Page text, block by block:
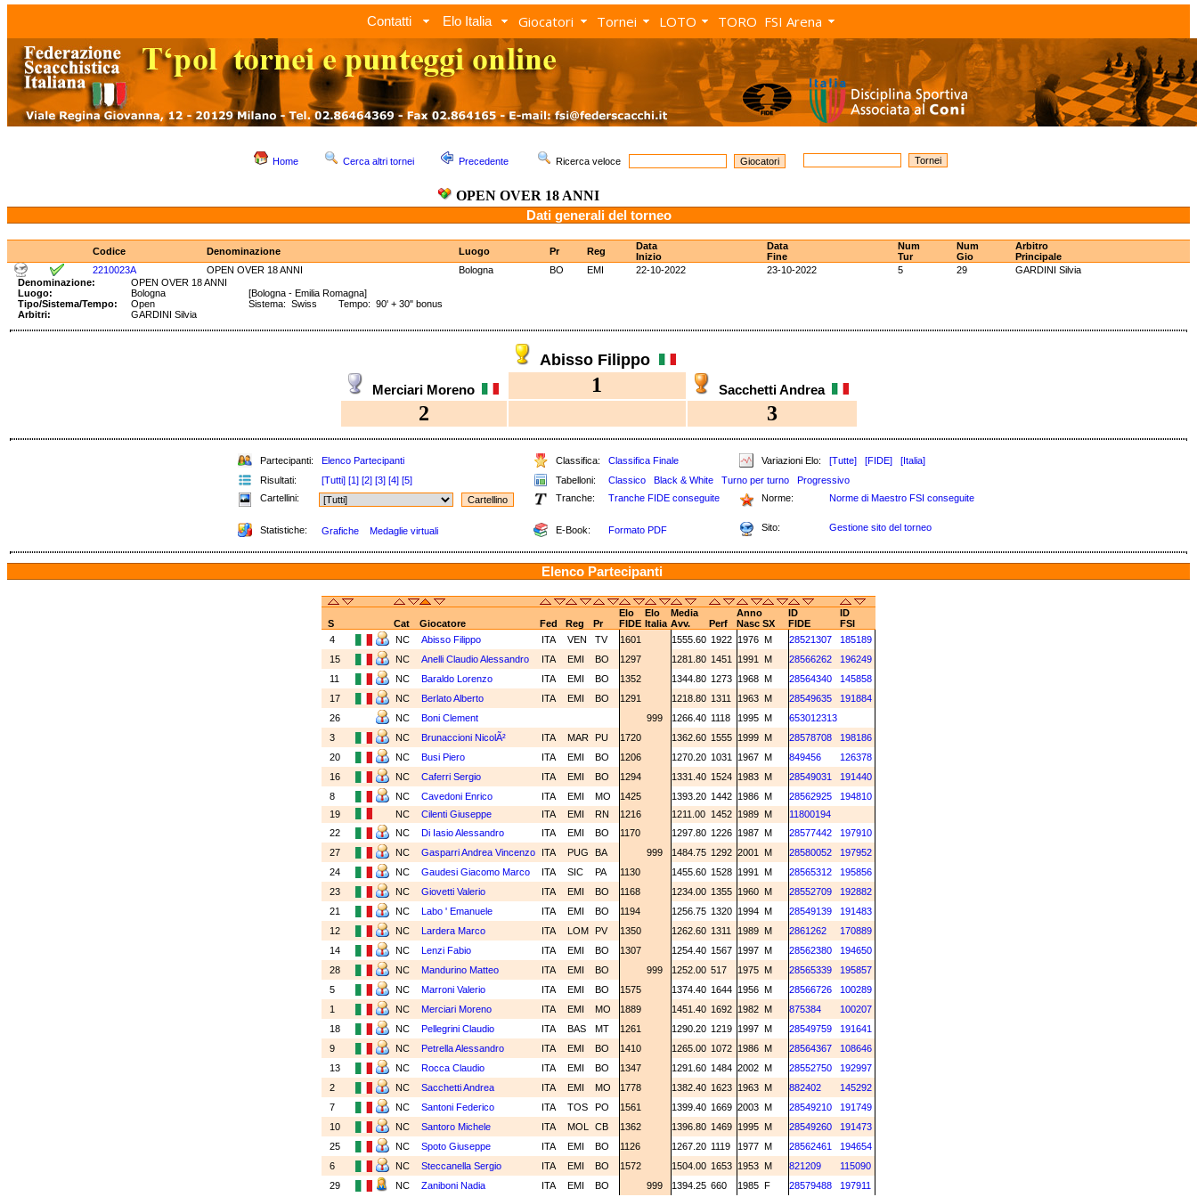
Contatti Elo Italia Giocatori Tornei LOTO TORO FSI Arena
Home Cerca altri tornei Precedente Ricerca veloce
OPEN OVER 18 ANNI
Dati generali del torneo
Codice Denominazione Luogo Pr Reg
Data
Inizio
Data
Fine
Num
Tur
Num
Gio
Arbitro
Principale
2210023A
OPEN OVER 18 ANNI Bologna BO EMI 22-10-2022 23-10-2022 5 29
GARDINI Silvia
Denominazione:
OPEN OVER 18 ANNI
Luogo:
Bologna
[Bologna - Emilia Romagna]
Tipo/Sistema/Tempo:
Open
Sistema: Swiss Tempo: 90' + 30" bonus
Arbitri:
GARDINI Silvia
Abisso Filippo
Merciari Moreno 1 Sacchetti Andrea
2 3
Partecipanti: Elenco Partecipanti Classifica: Classifica Finale Variazioni Elo: [Tutte] [FIDE]
[Italia]
Risultati:
[Tutti] [1] [2] [3] [4] [5] Tabelloni: Classico Black & White Turno per turno
Progressivo
Cartellini:
Tranche: Tranche FIDE conseguite Norme: Norme di Maestro FSI conseguite
Statistiche: Grafiche Medaglie virtuali E-Book: Formato PDF Sito: Gestione sito del torneo
Elenco Partecipanti
Elo Elo Media Anno ID
ID
S
Cat Giocatore Fed Reg Pr FIDE Italia Avv. Perf Nasc SX FIDE
FSI
4
NC Abisso Filippo ITA VEN TV 1601 1555.60 1922 1976 M 28521307
185189
15
NC Anelli Claudio Alessandro ITA EMI BO 1297 1281.80 1451 1991 M 28566262
196249
11
NC Baraldo Lorenzo ITA EMI BO 1352 1344.80 1273 1968 M 28564340
145858
17
NC Berlato Alberto ITA EMI BO 1291 1218.80 1311 1963 M 28549635
191884
26
NC Boni Clement 999 1266.40 1118 1995 M
653012313
3
NC Brunaccioni NicolÃ² ITA MAR PU 1720 1362.60 1555 1999 M 28578708
198186
20
NC Busi Piero ITA EMI BO 1206 1270.20 1031 1967 M 849456
126378
16
NC Caferri Sergio ITA EMI BO 1294 1331.40 1524 1983 M 28549031
191440
8
NC Cavedoni Enrico ITA EMI MO 1425 1393.20 1442 1986 M 28562925
194810
19
NC Cilenti Giuseppe ITA EMI RN 1216 1211.00 1452 1989 M
11800194
22
NC Di Iasio Alessandro ITA EMI BO 1170 1297.80 1226 1987 M 28577442
197910
27
NC Gasparri Andrea Vincenzo ITA PUG BA 999 1484.75 1292 2001 M 28580052
197952
24
NC Gaudesi Giacomo Marco ITA SIC PA 1130 1455.60 1528 1991 M 28565312
195856
23
NC Giovetti Valerio ITA EMI BO 1168 1234.00 1355 1960 M 28552709
192882
21
NC Labo ' Emanuele ITA EMI BO 1194 1256.75 1320 1994 M 28549139
191483
12
NC Lardera Marco ITA LOM PV 1350 1262.60 1311 1989 M 2861262
170889
14
NC Lenzi Fabio ITA EMI BO 1307 1254.40 1567 1997 M 28562380
194650
28
NC Mandurino Matteo ITA EMI BO 999 1252.00 517 1975 M 28565339
195857
5
NC Marroni Valerio ITA EMI BO 1575 1374.40 1644 1956 M 28566726
100289
1
NC Merciari Moreno ITA EMI MO 1889 1451.40 1692 1982 M 875384
100207
18
NC Pellegrini Claudio ITA BAS MT 1261 1290.20 1219 1997 M 28549759
191641
9
NC Petrella Alessandro ITA EMI BO 1410 1265.00 1072 1986 M 28564367
108646
13
NC Rocca Claudio ITA EMI BO 1347 1291.60 1484 2002 M 28552750
192997
2
NC Sacchetti Andrea ITA EMI MO 1778 1382.40 1623 1963 M 882402
145292
7
NC Santoni Federico ITA TOS PO 1561 1399.40 1669 2003 M 28549210
191749
10
NC Santoro Michele ITA MOL CB 1362 1396.80 1469 1995 M 28549260
191473
25
NC Spoto Giuseppe ITA EMI BO 1126 1267.20 1119 1977 M 28562461
194654
6
NC Steccanella Sergio ITA EMI BO 1572 1504.00 1653 1953 M 821209
115090
29
NC Zaniboni Nadia ITA EMI BO 999 1394.25 660 1985 F 28579488 197911